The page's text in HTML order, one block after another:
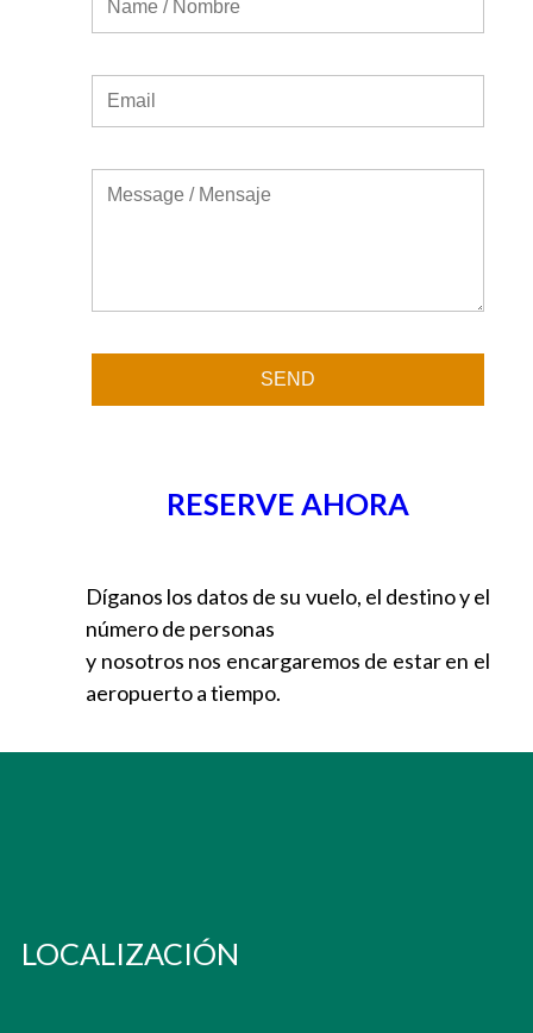
RESERVE AHORA
Díganos los datos de su vuelo, el destino y el
número de personas
y nosotros nos encargaremos de estar en el
aeropuerto a tiempo.
LOCALIZACIÓN